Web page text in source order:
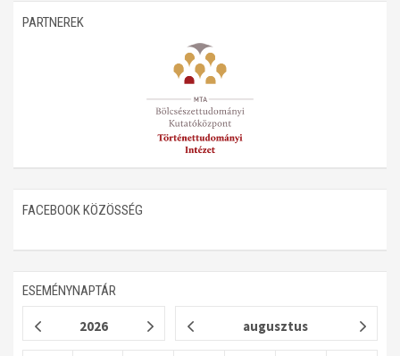
PARTNEREK
FACEBOOK KÖZÖSSÉG
ESEMÉNYNAPTÁR
2026 augusztus